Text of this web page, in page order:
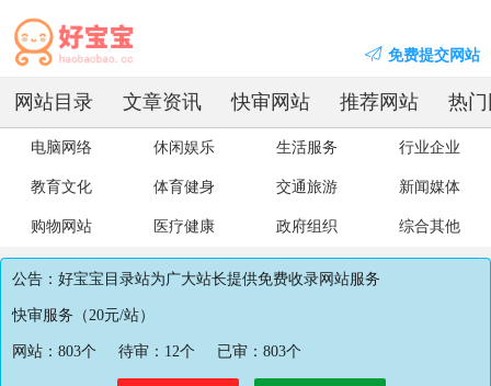
免费提交网站
网站目录 文章资讯 快审网站 推荐网站 热
电脑网络 休闲娱乐 生活服务 行业企业
教育文化 体育健身 交通旅游 新闻媒体
购物网站 医疗健康 政府组织 综合其他
公告：好宝宝目录站为广大站长提供免费收录网站服务
快审服务（20元/站）
网站： 803个 待审： 12个 已审： 803个